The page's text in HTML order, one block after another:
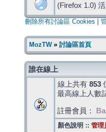
(Firefox 1.0)
刪除所有討論區 Cookies
MozTW» 討論區首頁
誰在線上
線上共有 853
最高線上人數
註冊會員：
顏色說明 :: 管理